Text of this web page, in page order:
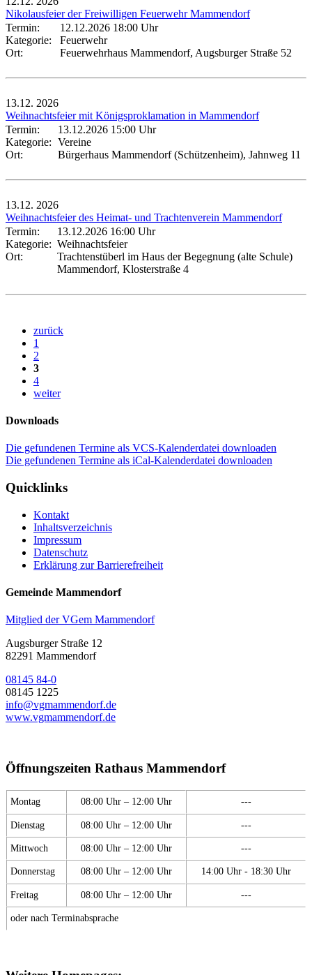
Nikolausfeier der Freiwilligen Feuerwehr Mammendorf
Termin:
12.12.2026 18:00 Uhr
Kategorie:
Feuerwehr
Ort:
Feuerwehrhaus Mammendorf, Augsburger Straße 52
13.12. 2026
Weihnachtsfeier mit Königsproklamation in Mammendorf
Termin:
13.12.2026 15:00 Uhr
Kategorie: Vereine
Ort:
Bürgerhaus Mammendorf (Schützenheim), Jahnweg 11
13.12. 2026
Weihnachtsfeier des Heimat- und Trachtenverein Mammendorf
Termin:
13.12.2026 16:00 Uhr
Kategorie: Weihnachtsfeier
Ort:
Trachtenstüberl im Haus der Begegnung (alte Schule)
Mammendorf, Klosterstraße 4
zurück
1
2
3
4
weiter
Downloads
Die gefundenen Termine als VCS-Kalenderdatei downloaden
Die gefundenen Termine als iCal-Kalenderdatei downloaden
Quicklinks
Kontakt
Inhaltsverzeichnis
Impressum
Datenschutz
Erklärung zur Barrierefreiheit
Gemeinde Mammendorf
Mitglied der VGem Mammendorf
Augsburger Straße 12
82291 Mammendorf
08145 84-0
08145 1225
info@vgmammendorf.de
www.vgmammendorf.de
Öffnungszeiten Rathaus Mammendorf
Montag 08:00 Uhr – 12:00 Uhr ---
Dienstag 08:00 Uhr – 12:00 Uhr ---
Mittwoch 08:00 Uhr – 12:00 Uhr ---
Donnerstag 08:00 Uhr – 12:00 Uhr 14:00 Uhr - 18:30 Uhr
Freitag 08:00 Uhr – 12:00 Uhr ---
oder nach Terminabsprache